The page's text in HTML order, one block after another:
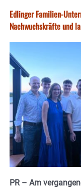
Edlinger Familien-
Nachwuchskräfte und
PR – Am